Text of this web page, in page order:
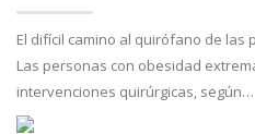
El difícil camino al quirófano de
Las personas con obesidad
intervenciones quirúrgicas, según…